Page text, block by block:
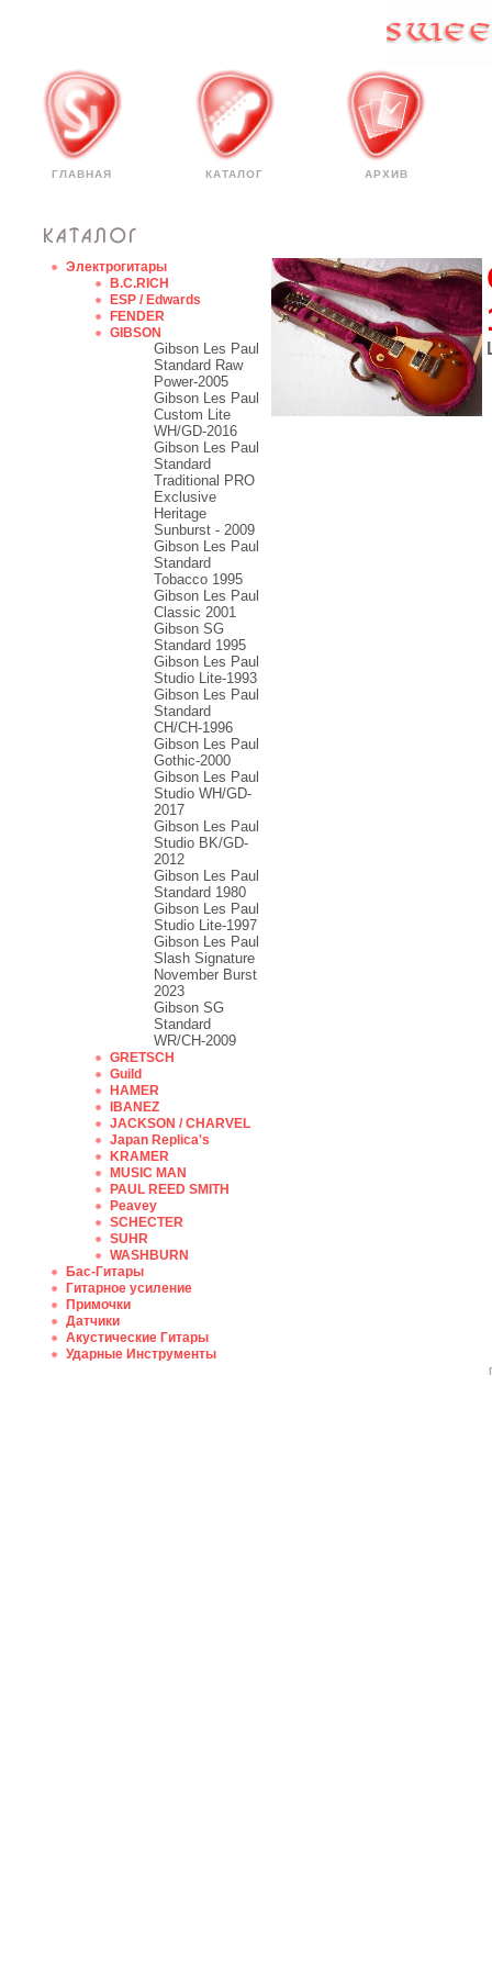
ГЛАВНАЯ КАТАЛОГ АРХИВ
Электрогитары
B.C.RICH
ESP / Edwards
FENDER
GIBSON
Gibson Les Paul
Standard Raw
Power-2005
Gibson Les Paul
Custom Lite
WH/GD-2016
Gibson Les Paul
Standard
Traditional PRO
Exclusive
Heritage
Sunburst - 2009
Gibson Les Paul
Standard
Tobacco 1995
Gibson Les Paul
Classic 2001
Gibson SG
Standard 1995
Gibson Les Paul
Studio Lite-1993
Gibson Les Paul
Standard
CH/CH-1996
Gibson Les Paul
Gothic-2000
Gibson Les Paul
Studio WH/GD-
2017
Gibson Les Paul
Studio BK/GD-
2012
Gibson Les Paul
Standard 1980
Gibson Les Paul
Studio Lite-1997
Gibson Les Paul
Slash Signature
November Burst
2023
Gibson SG
Standard
WR/CH-2009
GRETSCH
Guild
HAMER
IBANEZ
JACKSON / CHARVEL
Japan Replica's
KRAMER
MUSIC MAN
PAUL REED SMITH
Peavey
SCHECTER
SUHR
WASHBURN
Бас-Гитары
Гитарное усиление
Примочки
Датчики
Акустические Гитары
Ударные Инструменты